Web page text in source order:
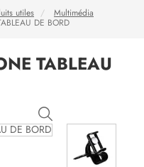
utiles
Multimédia
DE BORD
TABLEAU